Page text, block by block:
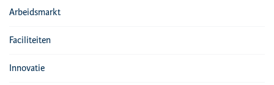
Arbeidsmarkt
Faciliteiten
Innovatie